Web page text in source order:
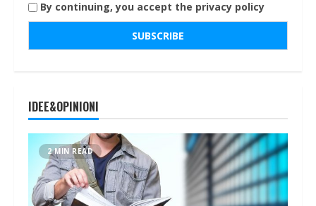
By continuing, you accept the privacy policy
IDEE&OPINIONI
2 MIN READ